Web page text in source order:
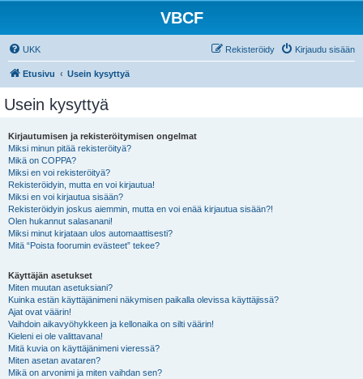
VBCF
UKK Kirjaudu sisään
Rekisteröidy
Etusivu Usein kysyttyä
Usein kysyttyä
Kirjautumisen ja rekisteröitymisen ongelmat
Miksi minun pitää rekisteröityä?
Mikä on COPPA?
Miksi en voi rekisteröityä?
Rekisteröidyin, mutta en voi kirjautua!
Miksi en voi kirjautua sisään?
Rekisteröidyin joskus aiemmin, mutta en voi enää kirjautua sisään?!
Olen hukannut salasanani!
Miksi minut kirjataan ulos automaattisesti?
Mitä “Poista foorumin evästeet” tekee?
Käyttäjän asetukset
Miten muutan asetuksiani?
Kuinka estän käyttäjänimeni näkymisen paikalla olevissa käyttäjissä?
Ajat ovat väärin!
Vaihdoin aikavyöhykkeen ja kellonaika on silti väärin!
Kieleni ei ole valittavana!
Mitä kuvia on käyttäjänimeni vieressä?
Miten asetan avataren?
Mikä on arvonimi ja miten vaihdan sen?